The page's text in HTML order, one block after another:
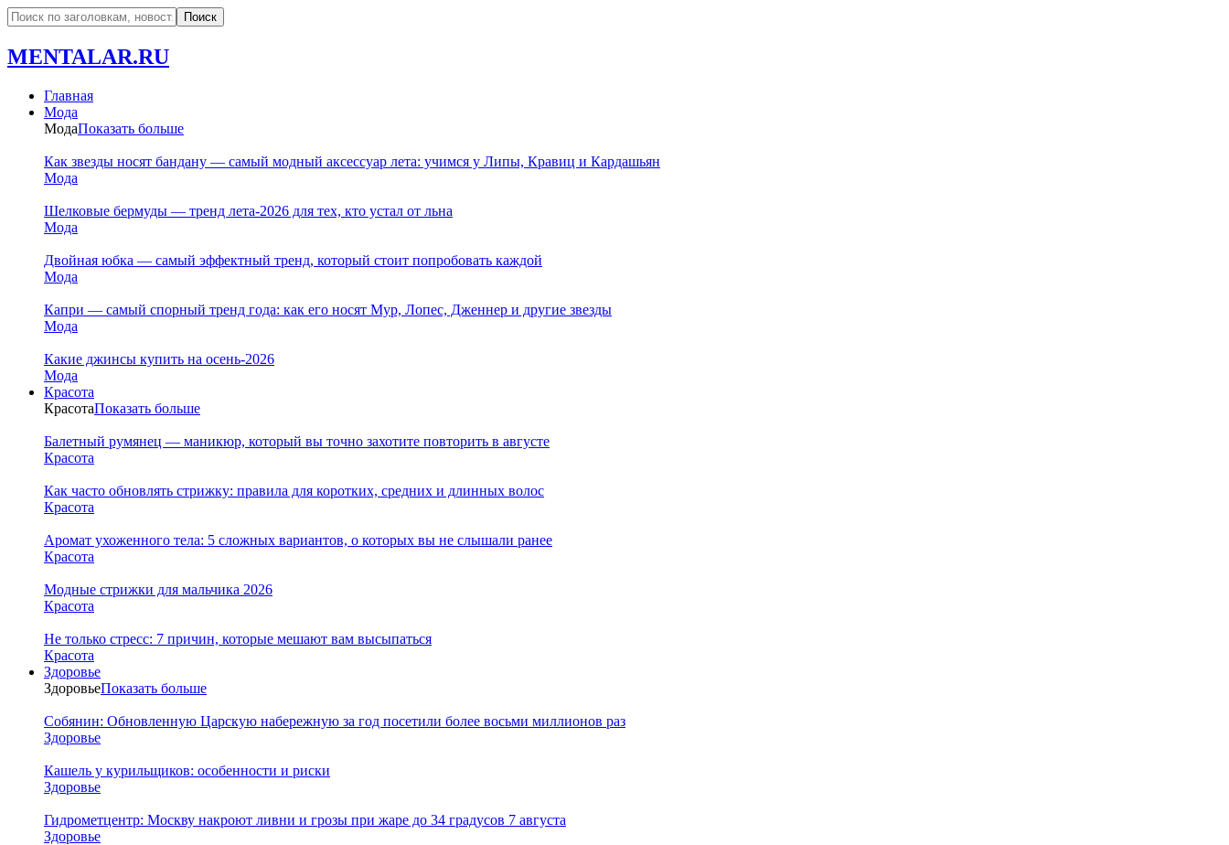
MENTALAR.RU
Главная
Мода
МодаПоказать больше
Как звезды носят бандану — самый модный аксессуар лета: учимся у Липы, Кравиц и Кардашьян
Мода
Шелковые бермуды — тренд лета-2026 для тех, кто устал от льна
Мода
Двойная юбка — самый эффектный тренд, который стоит попробовать каждой
Мода
Капри — самый спорный тренд года: как его носят Мур, Лопес, Дженнер и другие звезды
Мода
Какие джинсы купить на осень-2026
Мода
Красота
КрасотаПоказать больше
Балетный румянец — маникюр, который вы точно захотите повторить в августе
Красота
Как часто обновлять стрижку: правила для коротких, средних и длинных волос
Красота
Аромат ухоженного тела: 5 сложных вариантов, о которых вы не слышали ранее
Красота
Модные стрижки для мальчика 2026
Красота
Не только стресс: 7 причин, которые мешают вам высыпаться
Красота
Здоровье
ЗдоровьеПоказать больше
Собянин: Обновленную Царскую набережную за год посетили более восьми миллионов раз
Здоровье
Кашель у курильщиков: особенности и риски
Здоровье
Гидрометцентр: Москву накроют ливни и грозы при жаре до 34 градусов 7 августа
Здоровье